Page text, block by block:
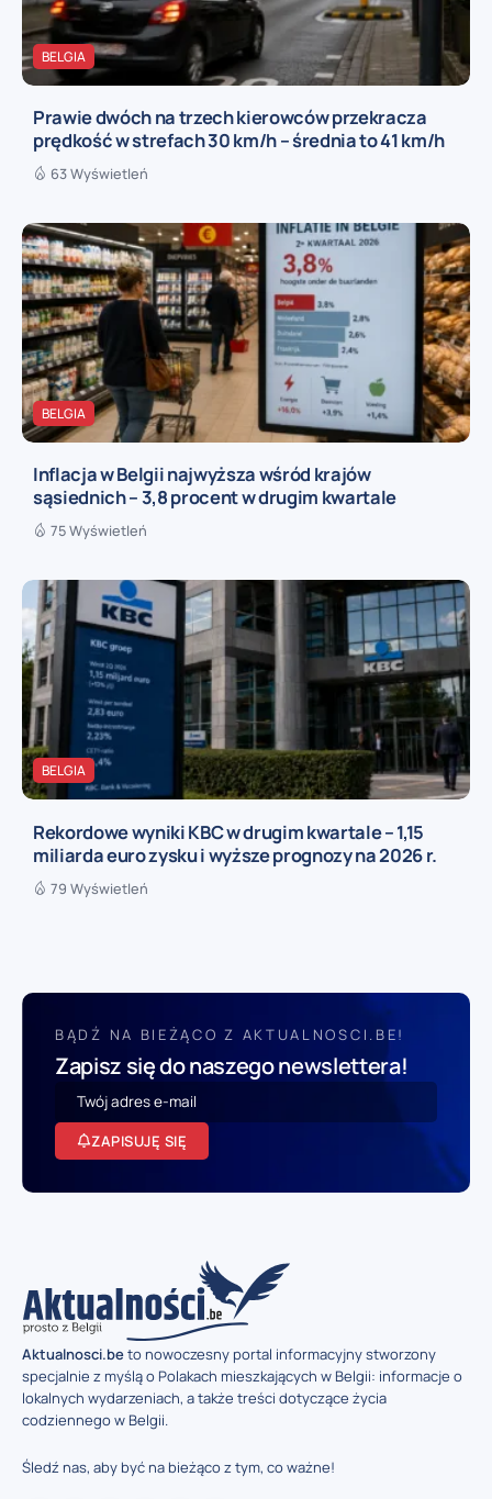
BELGIA
Prawie dwóch na trzech kierowców przekracza
prędkość w strefach 30 km/h – średnia to 41 km/h
63 Wyświetleń
BELGIA
Inflacja w Belgii najwyższa wśród krajów
sąsiednich – 3,8 procent w drugim kwartale
75 Wyświetleń
BELGIA
Rekordowe wyniki KBC w drugim kwartale – 1,15
miliarda euro zysku i wyższe prognozy na 2026 r.
79 Wyświetleń
BĄDŹ NA BIEŻĄCO Z AKTUALNOSCI.BE!
Zapisz się do naszego newslettera!
ZAPISUJĘ SIĘ
Aktualnosci.beto nowoczesny portal informacyjny stworzony
specjalnie z myślą o Polakach mieszkających w Belgii: informacje o
lokalnych wydarzeniach, a także treści dotyczące życia
codziennego w Belgii.
Śledź nas, aby być na bieżąco z tym, co ważne!